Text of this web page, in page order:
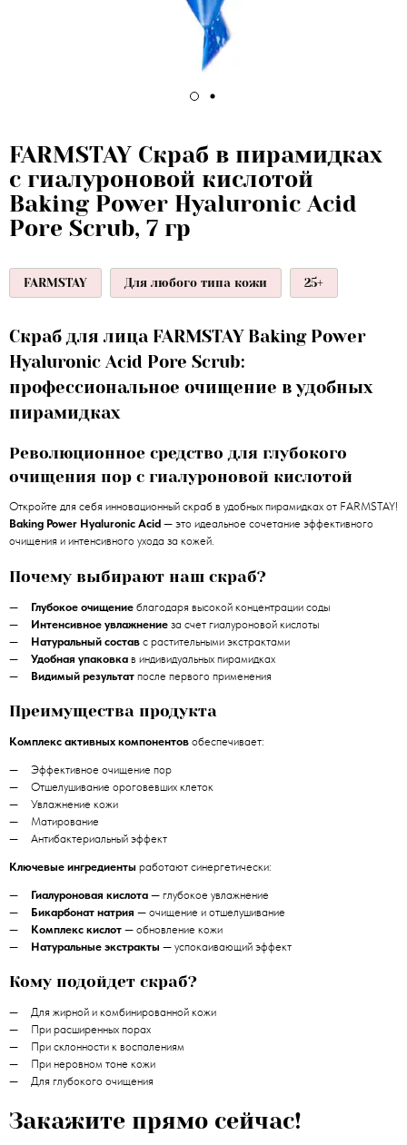
FARMSTAY Скраб в пирамидках
с гиалуроновой кислотой
Baking Power Hyaluronic Acid
Pore Scrub, 7 гр
FARMSTAY Для любого типа кожи 25+
Скраб для лица FARMSTAY Baking Power
Hyaluronic Acid Pore Scrub:
профессиональное очищение в удобных
пирамидках
Революционное средство для глубокого
очищения пор с гиалуроновой кислотой
Откройте для себя инновационный скраб в удобных пирамидках от FARMSTAY!
Baking Power Hyaluronic Acid — это идеальное сочетание эффективного
очищения и интенсивного ухода за кожей.
Почему выбирают наш скраб?
Глубокое очищение благодаря высокой концентрации соды
Интенсивное увлажнение за счет гиалуроновой кислоты
Натуральный состав с растительными экстрактами
Удобная упаковка в индивидуальных пирамидках
Видимый результат после первого применения
Преимущества продукта
Комплекс активных компонентов обеспечивает:
Эффективное очищение пор
Отшелушивание ороговевших клеток
Увлажнение кожи
Матирование
Антибактериальный эффект
Ключевые ингредиенты работают синергетически:
Гиалуроновая кислота — глубокое увлажнение
Бикарбонат натрия — очищение и отшелушивание
Комплекс кислот — обновление кожи
Натуральные экстракты — успокаивающий эффект
Кому подойдет скраб?
Для жирной и комбинированной кожи
При расширенных порах
При склонности к воспалениям
При неровном тоне кожи
Для глубокого очищения
Закажите прямо сейчас!